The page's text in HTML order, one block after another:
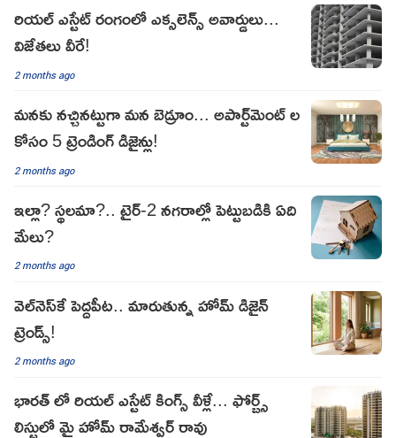
రియల్ ఎస్టేట్ రంగంలో ఎక్సలెన్స్ అవార్డులు...
విజేతలు వీరే!
2 months ago
మనకు నచ్చినట్టుగా మన బెడ్రూం... అపార్ట్‌మెంట్ ల
కోసం 5 ట్రెండింగ్ డిజైన్లు!
2 months ago
ఇల్లా? స్థలమా?.. టైర్-2 నగరాల్లో పెట్టుబడికి ఏది
మేలు?
2 months ago
వెల్‌నెస్‌కే పెద్దపీట.. మారుతున్న హోమ్ డిజైన్
ట్రెండ్స్!
2 months ago
భారత్ లో రియల్ ఎస్టేట్ కింగ్స్ వీళ్లే... ఫోర్బ్స్
లిస్టులో మై హోమ్ రామేశ్వర్ రావు